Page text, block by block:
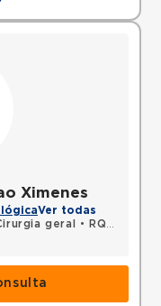
Ximenes
Ver todas
geral •
RQE 38604 - Cirurgia oncológica